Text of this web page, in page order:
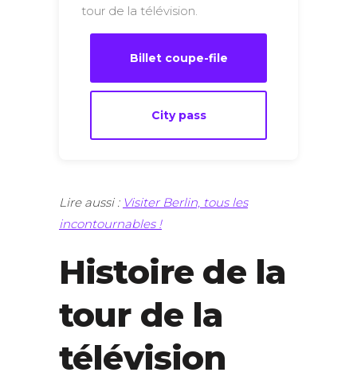
tour de la télévision.
Billet coupe-file
City pass
Lire aussi : Visiter Berlin, tous les
incontournables !
Histoire de la
tour de la
télévision